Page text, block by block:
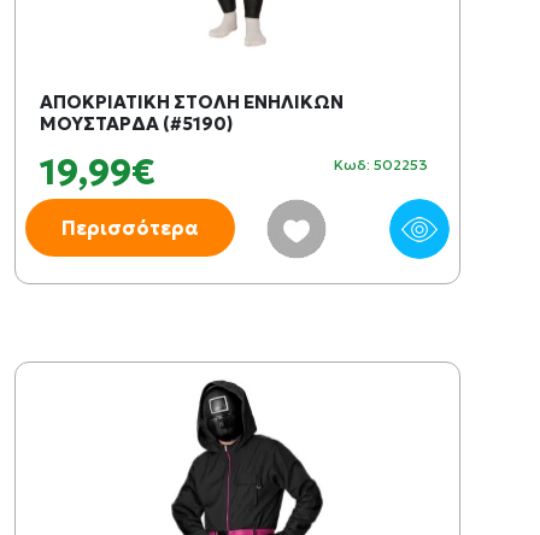
ΑΠΟΚΡΙΑΤΙΚΗ ΣΤΟΛΗ ΕΝΗΛΙΚΩΝ
ΜΟΥΣΤΑΡΔΑ (#5190)
19,99€ Κωδ: 502253
Περισσότερα